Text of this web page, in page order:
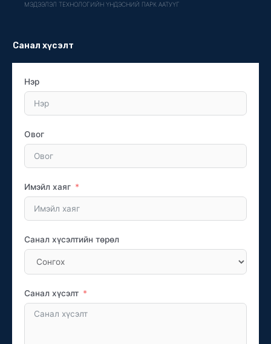
МЭДЭЭЛЭЛ ТЕХНОЛОГИЙН ҮНДЭСНИЙ ПАРК ААТУҮГ
Санал хүсэлт
Нэр
Овог
Имэйл хаяг
Санал хүсэлтийн төрөл
Санал хүсэлт